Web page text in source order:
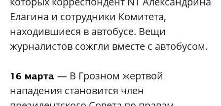
Елагина и сотрудники Комитета,
находившиеся в автобусе. Вещи
журналистов сожгли вместе с автобусом.
16 марта — В Грозном жертвой
нападения становится член